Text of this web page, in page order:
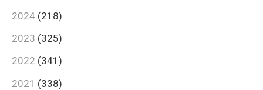
2024 (218)
2023 (325)
2022 (341)
2021 (338)